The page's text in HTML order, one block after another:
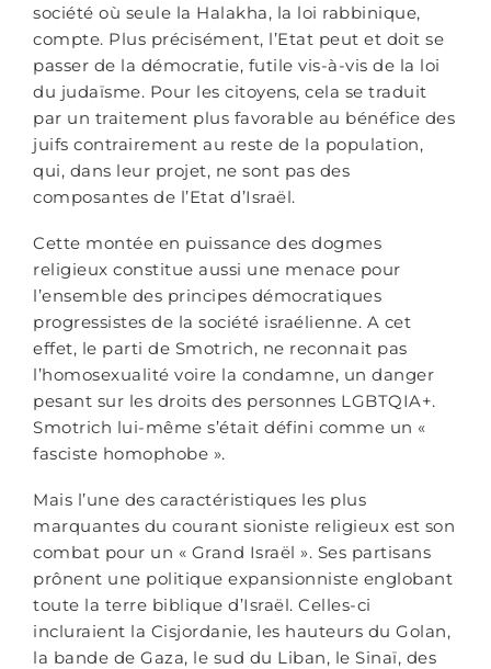
société où seule la Halakha, la loi rabbinique,
compte. Plus précisément, l’Etat peut et doit se
passer de la démocratie, futile vis-à-vis de la loi
du judaïsme. Pour les citoyens, cela se traduit
par un traitement plus favorable au bénéfice des
juifs contrairement au reste de la population,
qui, dans leur projet, ne sont pas des
composantes de l’Etat d’Israël.
Cette montée en puissance des dogmes
religieux constitue aussi une menace pour
l’ensemble des principes démocratiques
progressistes de la société israélienne. A cet
effet, le parti de Smotrich, ne reconnait pas
l’homosexualité voire la condamne, un danger
pesant sur les droits des personnes LGBTQIA+.
Smotrich lui-même s’était défini comme un «
fasciste homophobe ».
Mais l’une des caractéristiques les plus
marquantes du courant sioniste religieux est son
combat pour un « Grand Israël ». Ses partisans
prônent une politique expansionniste englobant
toute la terre biblique d’Israël. Celles-ci
incluraient la Cisjordanie, les hauteurs du Golan,
la bande de Gaza, le sud du Liban, le Sinaï, des